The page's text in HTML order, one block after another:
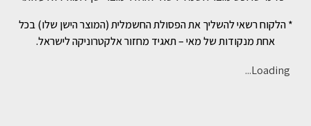
* הלקוח רשאי להשליך את הפסולת החשמלית (המוצר הישן שלו) בכל
אחת מנקודות של מאי – תאגיד מחזור אלקטרוניקה לישראל.
Loading...